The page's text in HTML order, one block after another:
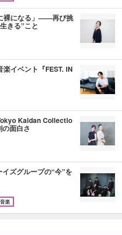
裸になる」――再び挑
きる”こと
イベント『FEST. IN
Kaidan Collectio
面白さ
ズグループの“今”を
音楽